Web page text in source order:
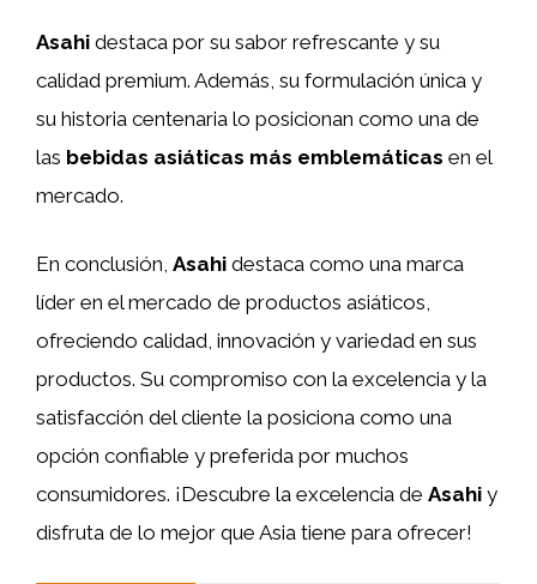
Asahi destaca por su sabor refrescante y su
calidad premium. Además, su formulación única y
su historia centenaria lo posicionan como una de
las bebidas asiáticas más emblemáticas en el
mercado.
En conclusión, Asahi destaca como una marca
líder en el mercado de productos asiáticos,
ofreciendo calidad, innovación y variedad en sus
productos. Su compromiso con la excelencia y la
satisfacción del cliente la posiciona como una
opción confiable y preferida por muchos
consumidores. ¡Descubre la excelencia de Asahi y
disfruta de lo mejor que Asia tiene para ofrecer!